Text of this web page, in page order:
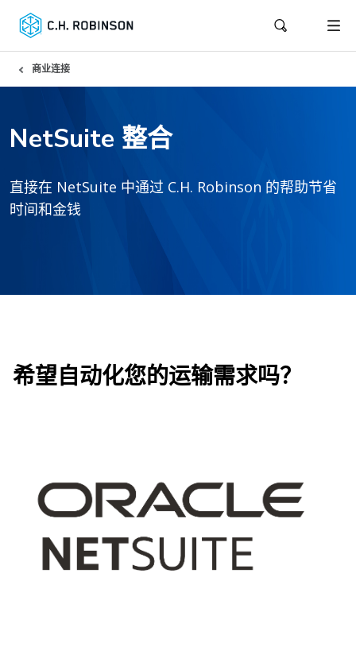
商业连接
NetSuite 整合
直接在 NetSuite 中通过 C.H. Robinson 的帮助节省
时间和金钱
希望自动化您的运输需求吗？